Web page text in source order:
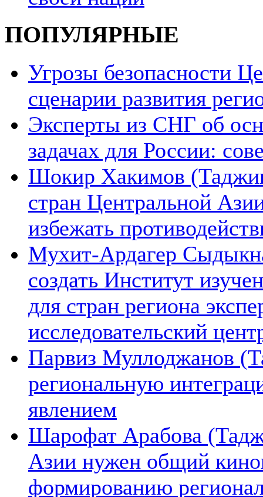
ПОПУЛЯРНЫЕ
Угрозы безопасности
сценарии развития
Эксперты из СНГ об
задачах для России:
Шокир Хакимов
стран Центральной
избежать
Мухит-Ардагер
создать Институт
для стран региона
исследовательский
Парвиз Муллоджанов
региональную
явлением
Шарофат Арабова
Азии нужен общий
формированию